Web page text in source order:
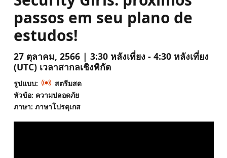
passos em seu plano de
estudos!
27 ตุลาคม, 2566 | 3:30 หลังเที่ยง - 4:30 หลังเที่ยง
(UTC) เวลาสากลเชิงพิกัด
รูปแบบ:
สตรีมสด
หัวข้อ: ความปลอดภัย
ภาษา: ภาษาโปรตุเกส